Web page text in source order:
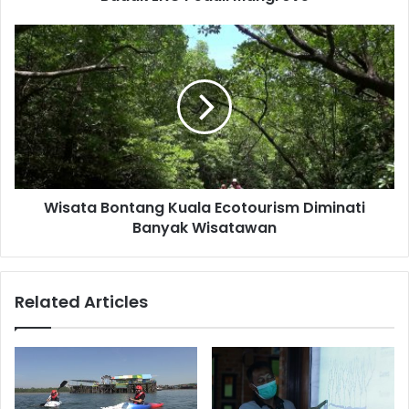
Wisata
Bontang
Kuala
Ecotourism
Diminati
Banyak
Wisatawan
Wisata Bontang Kuala Ecotourism Diminati
Banyak Wisatawan
Related Articles